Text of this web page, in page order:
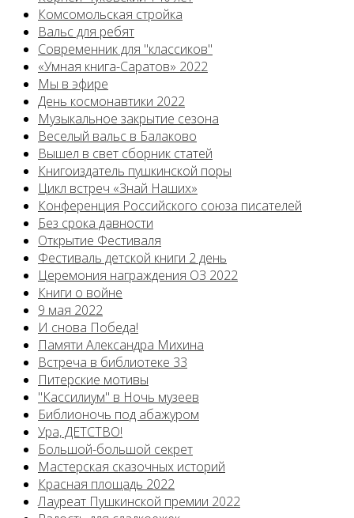
Комсомольская стройка
Вальс для ребят
Современник для "классиков"
«Умная книга-Саратов» 2022
Мы в эфире
День космонавтики 2022
Музыкальное закрытие сезона
Веселый вальс в Балаково
Вышел в свет сборник статей
Книгоиздатель пушкинской поры
Цикл встреч «Знай Наших»
Конференция Российского союза писателей
Без срока давности
Открытие Фестиваля
Фестиваль детской книги 2 день
Церемония награждения ОЗ 2022
Книги о войне
9 мая 2022
И снова Победа!
Памяти Александра Михина
Встреча в библиотеке 33
Питерские мотивы
"Кассилиум" в Ночь музеев
Библионочь под абажуром
Ура, ДЕТСТВО!
Большой-большой секрет
Мастерская сказочных историй
Красная площадь 2022
Лауреат Пушкинской премии 2022